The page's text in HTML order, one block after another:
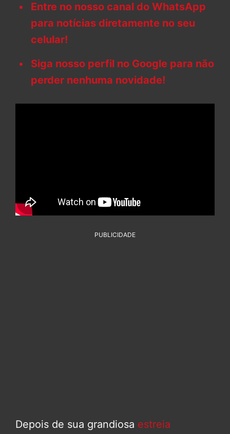
Entre no nosso canal do WhatsApp
para notícias diretamente no seu
celular!
Siga nosso perfil no Google para não
perder nenhuma novidade!
PUBLICIDADE
Depois de sua grandiosa estreia